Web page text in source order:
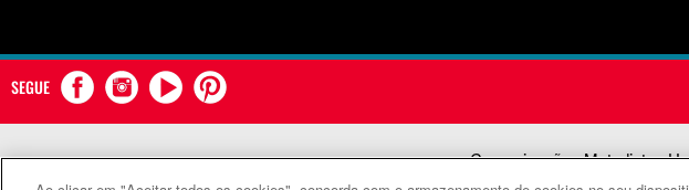
SEGUE
Comunicações Metodistas